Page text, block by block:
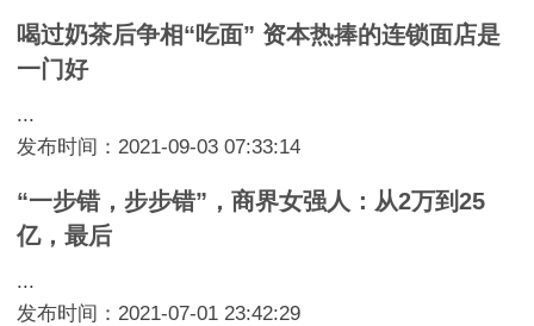
喝过奶茶后争相“吃面” 资本热捧的连锁面店是
一门好
...
发布时间：2021-09-03 07:33:14
“一步错，步步错”，商界女强人：从2万到25
亿，最后
...
发布时间：2021-07-01 23:42:29